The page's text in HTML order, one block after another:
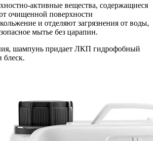
активные вещества, содержащиеся
очищенной поверхности
и отделяют загрязнения от воды,
мытье без царапин.
шампунь придает ЛКП гидрофобный
блеск.